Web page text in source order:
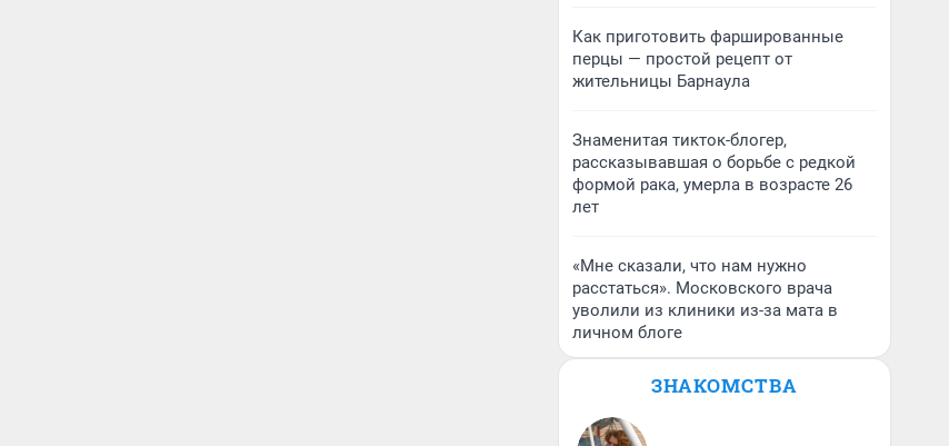
Как приготовить фаршированные
перцы — простой рецепт от
жительницы Барнаула
Знаменитая тикток-блогер,
рассказывавшая о борьбе с редкой
формой рака, умерла в возрасте 26
лет
«Мне сказали, что нам нужно
расстаться». Московского врача
уволили из клиники из-за мата в
личном блоге
ЗНАКОМСТВА